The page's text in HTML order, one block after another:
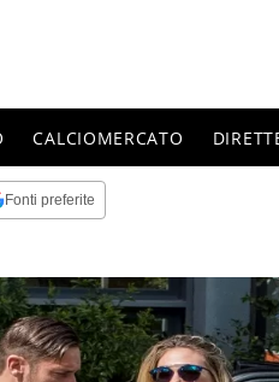
CALCIOMERCATO
Fonti preferite